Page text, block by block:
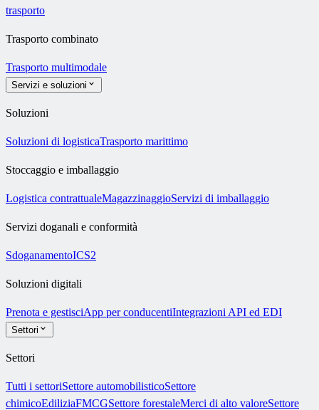
trasporto
Trasporto combinato
Trasporto multimodale
Servizi e soluzioni
Soluzioni
Soluzioni di logisticaTrasporto marittimo
Stoccaggio e imballaggio
Logistica contrattualeMagazzinaggioServizi di imballaggio
Servizi doganali e conformità
SdoganamentoICS2
Soluzioni digitali
Prenota e gestisciApp per conducentiIntegrazioni API ed EDI
Settori
Settori
Tutti i settoriSettore automobilisticoSettore
chimicoEdiliziaFMCGSettore forestaleMerci di alto valoreSettore